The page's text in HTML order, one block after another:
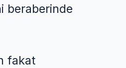
beraberinde
fakat